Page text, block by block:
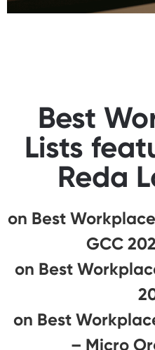
Best
Lists
Reda
#39 on Best
GCC
#32 on Best
#13 on Best
– Micro